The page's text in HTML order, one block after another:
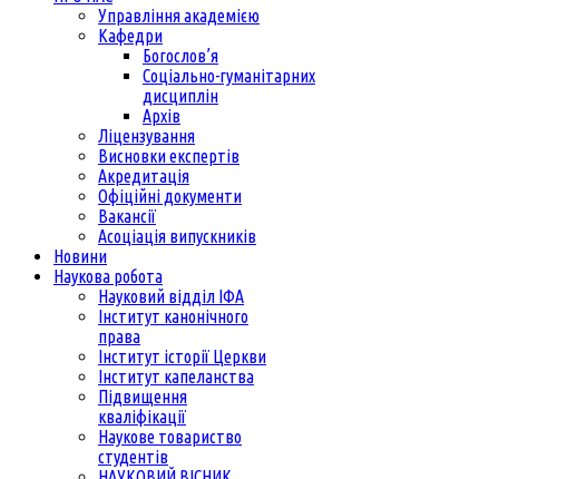
Управління академією
Кафедри
Богослов’я
Соціально-гуманітарних
дисциплін
Архів
Ліцензування
Висновки експертів
Акредитація
Офіційні документи
Вакансії
Асоціація випускників
Новини
Наукова робота
Науковий відділ ІФА
Інститут канонічного
права
Інститут історії Церкви
Інститут капеланства
Підвищення
кваліфікації
Наукове товариство
студентів